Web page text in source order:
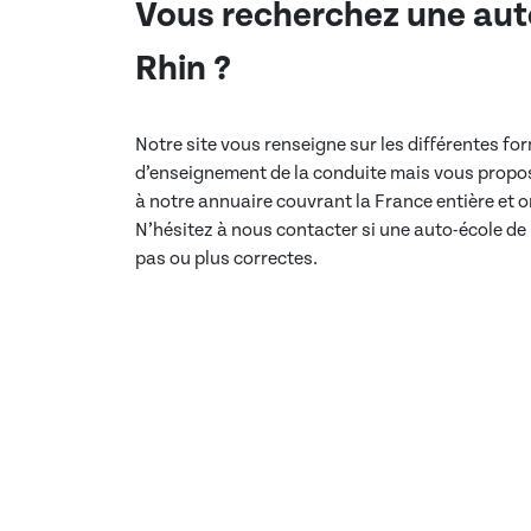
Vous recherchez une
Rhin ?
Notre site vous renseigne sur les différentes
d’enseignement de la conduite mais vous
à notre annuaire couvrant la France entière et
N’hésitez à nous contacter si une auto-école de
pas ou plus correctes.